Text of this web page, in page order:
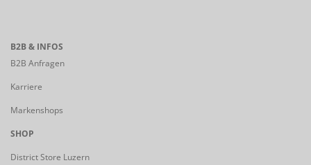
B2B & INFOS
B2B Anfragen
Karriere
Markenshops
SHOP
District Store Luzern